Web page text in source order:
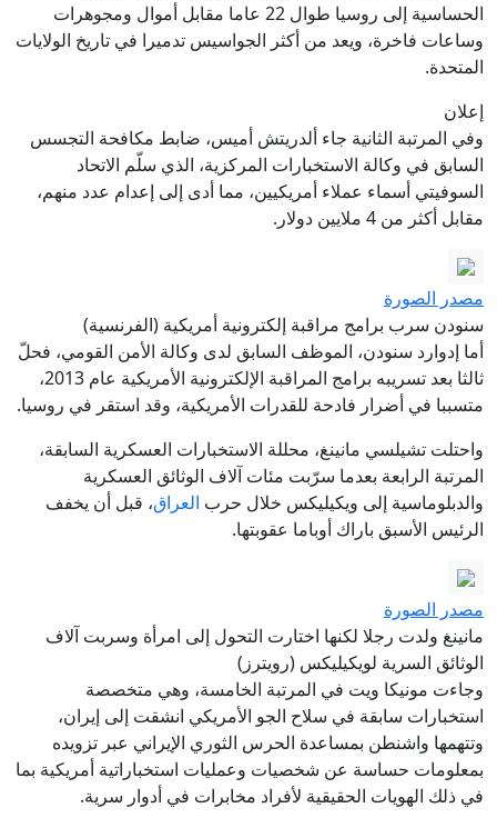
الحساسية إلى روسيا طوال 22 عاما مقابل أموال ومجوهرات
وساعات فاخرة، ويعد من أكثر الجواسيس تدميرا في تاريخ الولايات
المتحدة.
إعلان
وفي المرتبة الثانية جاء ألدريتش أميس، ضابط مكافحة التجسس
السابق في وكالة الاستخبارات المركزية، الذي سلّم الاتحاد
السوفيتي أسماء عملاء أمريكيين، مما أدى إلى إعدام عدد منهم،
مقابل أكثر من 4 ملايين دولار.
مصدر الصورة
سنودن سرب برامج مراقبة إلكترونية أمريكية (الفرنسية)
أما إدوارد سنودن، الموظف السابق لدى وكالة الأمن القومي، فحلّ
ثالثا بعد تسريبه برامج المراقبة الإلكترونية الأمريكية عام 2013،
متسببا في أضرار فادحة للقدرات الأمريكية، وقد استقر في روسيا.
واحتلت تشيلسي مانينغ، محللة الاستخبارات العسكرية السابقة،
المرتبة الرابعة بعدما سرّبت مئات آلاف الوثائق العسكرية
والدبلوماسية إلى ويكيليكس خلال حرب العراق، قبل أن يخفف
الرئيس الأسبق باراك أوباما عقوبتها.
مصدر الصورة
مانينغ ولدت رجلا لكنها اختارت التحول إلى امرأة وسربت آلاف
الوثائق السرية لويكيليكس (رويترز)
وجاءت مونيكا ويت في المرتبة الخامسة، وهي متخصصة
استخبارات سابقة في سلاح الجو الأمريكي انشقت إلى إيران،
وتتهمها واشنطن بمساعدة الحرس الثوري الإيراني عبر تزويده
بمعلومات حساسة عن شخصيات وعمليات استخباراتية أمريكية بما
في ذلك الهويات الحقيقية لأفراد مخابرات في أدوار سرية.